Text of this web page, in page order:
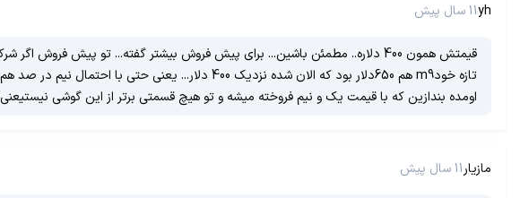
yh11 سال پیش
اومده بندازین که با قیمت یک و نیم فروخته میشه و تو هیچ قسمتی برتر از این گوشی نیستیعنیa9 اچ تی سی از هر لحاظ بهتر از a8 سامسونگه
مازیار11 سال پیش